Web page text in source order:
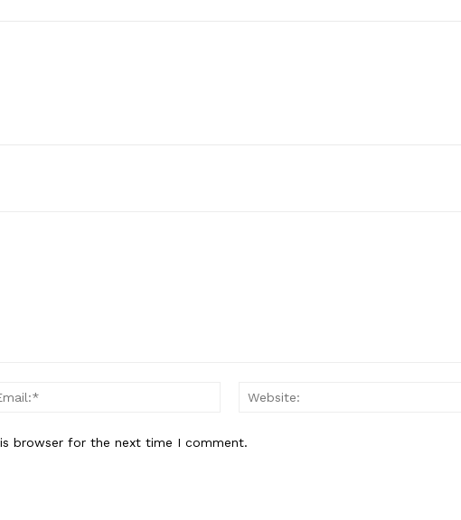
Email:*
browser for the next time I comment.